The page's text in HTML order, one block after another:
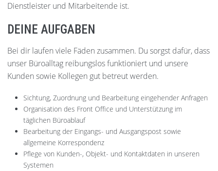
Dienstleister und Mitarbeitende ist.
DEINE AUFGABEN
Bei dir laufen viele Fäden zusammen. Du sorgst dafür, dass
unser Büroalltag reibungslos funktioniert und unsere
Kunden sowie Kollegen gut betreut werden.
Sichtung, Zuordnung und Bearbeitung eingehender Anfragen
Organisation des Front Office und Unterstützung im
täglichen Büroablauf
Bearbeitung der Eingangs- und Ausgangspost sowie
allgemeine Korrespondenz
Pflege von Kunden-, Objekt- und Kontaktdaten in unseren
Systemen